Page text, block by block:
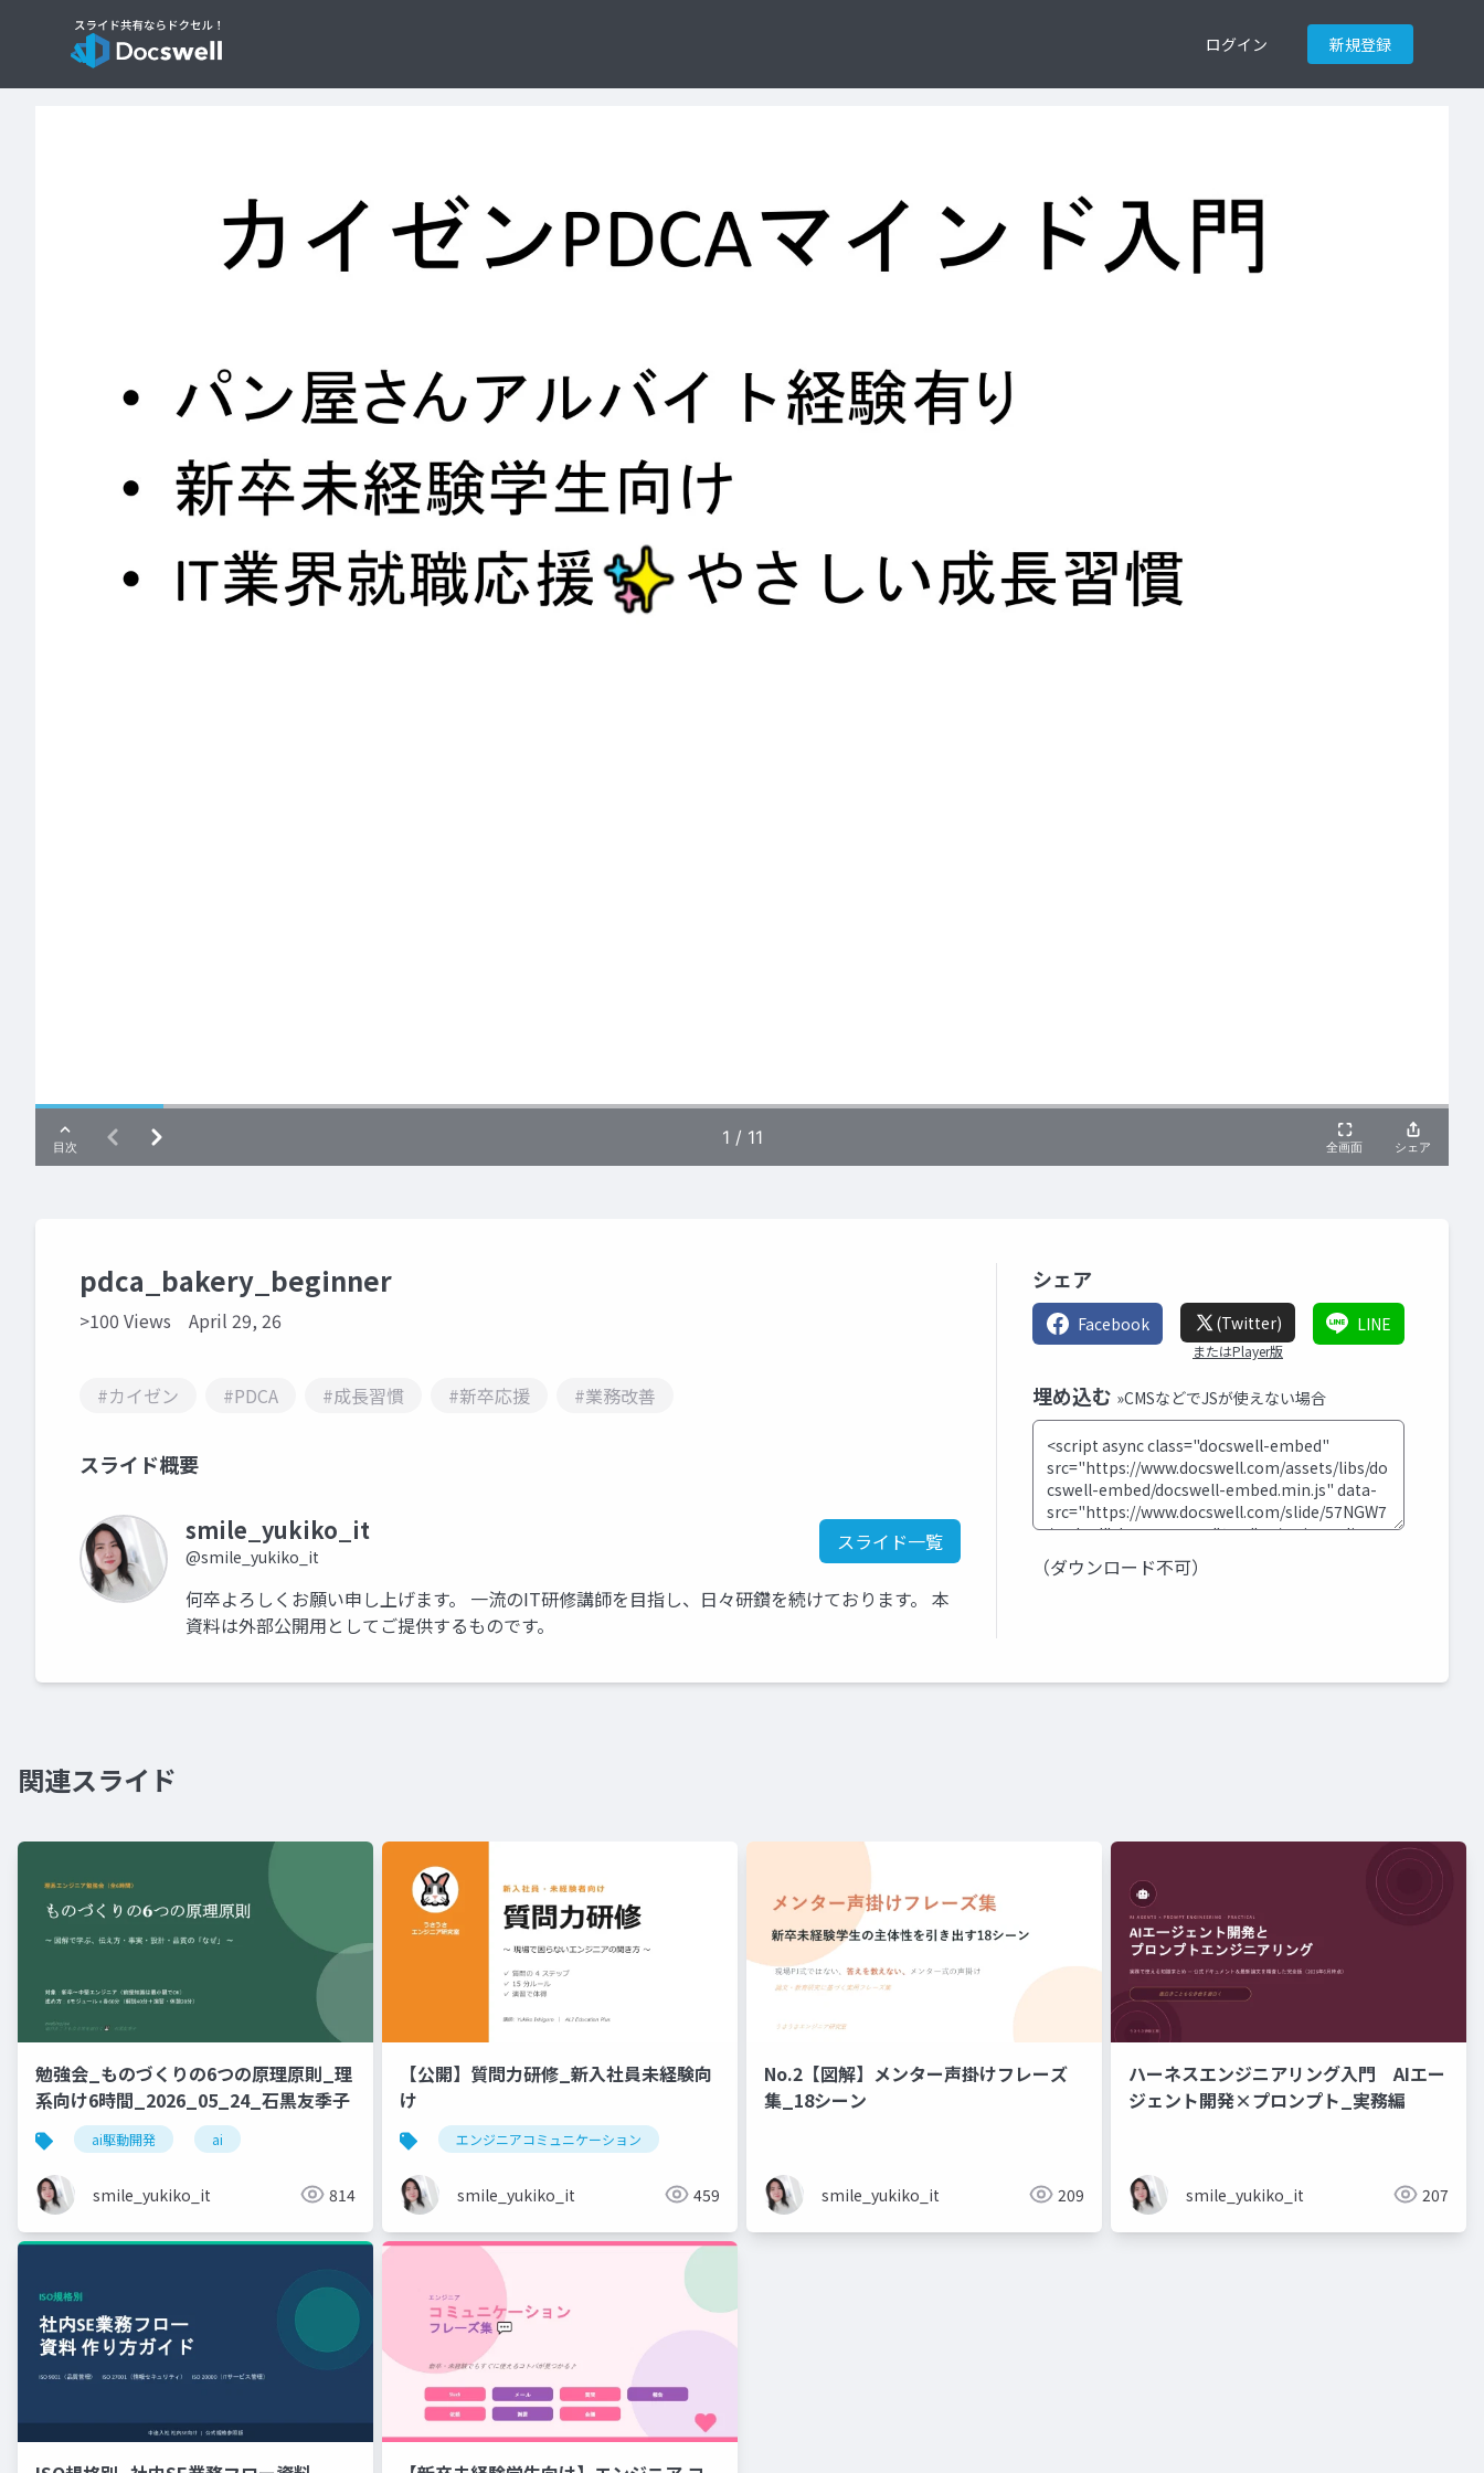
ログイン 新規登録
pdca_bakery_beginner
>100 Views April 29, 26
#カイゼン #PDCA #成長習慣 #新卒応援 #業務改善
スライド概要
smile_yukiko_it
@smile_yukiko_it
スライド一覧
何卒よろしくお願い申し上げます。 一流のIT研修講師を目指し、日々研鑽を続けております。 本
資料は外部公開用としてご提供するものです。
シェア
Facebook (Twitter)
またはPlayer版
LINE
埋め込む »CMSなどでJSが使えない場合
（ダウンロード不可）
関連スライド
勉強会_ものづくりの6つの原理原則_理
系向け6時間_2026_05_24_石黒友季子
ai駆動開発 ai
smile_yukiko_it 814
【公開】質問力研修_新入社員未経験向
け
エンジニアコミュニケーション
smile_yukiko_it 459
No.2【図解】メンター声掛けフレーズ
集_18シーン
smile_yukiko_it 209
ハーネスエンジニアリング入門 AIエー
ジェント開発×プロンプト_実務編
smile_yukiko_it 207